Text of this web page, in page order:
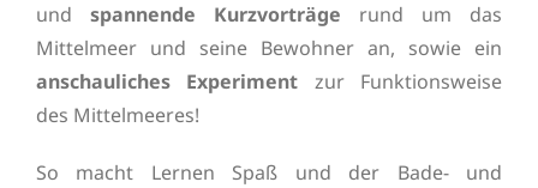
und spannende Kurzvorträge rund um das
Mittelmeer und seine Bewohner an, sowie ein
anschauliches Experiment zur Funktionsweise
des Mittelmeeres!
So macht Lernen Spaß und der Bade- und